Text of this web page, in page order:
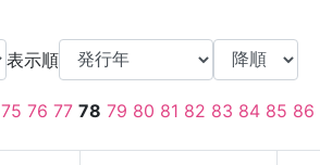
表示順
75 76 77 78 79 80 81 82 83 84 85 86